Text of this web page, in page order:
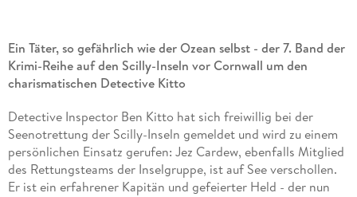
Ein Täter, so gefährlich wie der Ozean selbst - der 7. Band der
Krimi-Reihe auf den Scilly-Inseln vor Cornwall um den
charismatischen Detective Kitto
Detective Inspector Ben Kitto hat sich freiwillig bei der
Seenotrettung der Scilly-Inseln gemeldet und wird zu einem
persönlichen Einsatz gerufen: Jez Cardew, ebenfalls Mitglied
des Rettungsteams der Inselgruppe, ist auf See verschollen.
Er ist ein erfahrener Kapitän und gefeierter Held - der nun